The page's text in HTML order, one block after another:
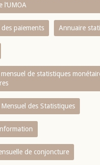
l‘UMOA
des paiements Annuaire
de statistiques
des Statistiques
de conjoncture